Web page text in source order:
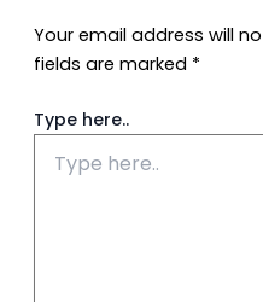
Your email address will
fields are marked *
Type here..